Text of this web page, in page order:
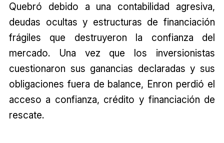
Quebró debido a una contabilidad agresiva,
deudas ocultas y estructuras de financiación
frágiles que destruyeron la confianza del
mercado. Una vez que los inversionistas
cuestionaron sus ganancias declaradas y sus
obligaciones fuera de balance, Enron perdió el
acceso a confianza, crédito y financiación de
rescate.